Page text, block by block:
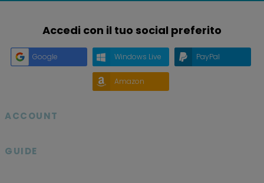
Accedi con il tuo social preferito
Google Windows Live PayPal
Amazon
ACCOUNT
GUIDE